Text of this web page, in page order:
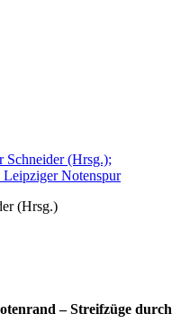
(Hrsg.)
– Streifzüge durch